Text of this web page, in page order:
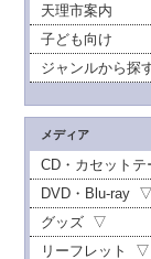
天理市案内
子ども向け
ジャンルから探
メディア
CD・カセットテ
DVD・Blu-ray
グッズ
リーフレット